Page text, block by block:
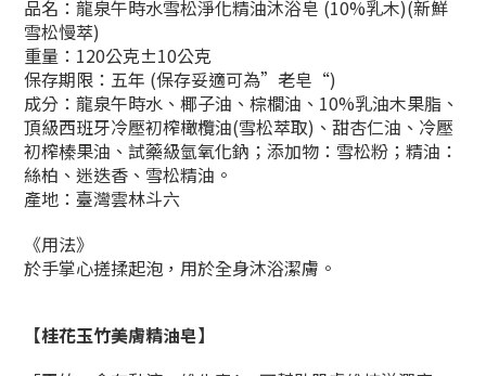
品名：龍泉午時水雪松淨化精油沐浴皂 (10%乳木)(新鮮
雪松慢萃)
重量：120公克±10公克
保存期限：五年 (保存妥適可為”老皂“)
成分：龍泉午時水、椰子油、棕櫚油、10%乳油木果脂、
頂級西班牙冷壓初榨橄欖油(雪松萃取)、甜杏仁油、冷壓
初榨榛果油、試藥級氫氧化鈉；添加物：雪松粉；精油：
絲柏、迷迭香、雪松精油。
產地：臺灣雲林斗六
《用法》
於手掌心搓揉起泡，用於全身沐浴潔膚。
【桂花玉竹美膚精油皂】